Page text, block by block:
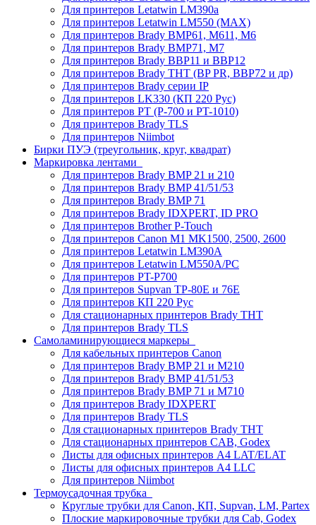
Для принтеров Letatwin LM390a
Для принтеров Letatwin LM550 (MAX)
Для принтеров Brady BMP61, M611, M6
Для принтеров Brady BMP71, M7
Для принтеров Brady BBP11 и BBP12
Для принтеров Brady THT (BP PR, BBP72 и др)
Для принтеров Brady серии IP
Для принтеров LK330 (КП 220 Рус)
Для принтеров PT (P-700 и PT-1010)
Для принтеров Brady TLS
Для принтеров Niimbot
Бирки ПУЭ (треугольник, круг, квадрат)
Маркировка лентами
Для принтеров Brady BMP 21 и 210
Для принтеров Brady BMP 41/51/53
Для принтеров Brady BMP 71
Для принтеров Brady IDXPERT, ID PRO
Для принтеров Brother P-Touch
Для принтеров Canon M1 MK1500, 2500, 2600
Для принтеров Letatwin LM390A
Для принтеров Letatwin LM550A/PC
Для принтеров PT-P700
Для принтеров Supvan TP-80E и 76E
Для принтеров КП 220 Рус
Для стационарных принтеров Brady THT
Для принтеров Brady TLS
Самоламинирующиеся маркеры
Для кабельных принтеров Canon
Для принтеров Brady BMP 21 и M210
Для принтеров Brady BMP 41/51/53
Для принтеров Brady BMP 71 и M710
Для принтеров Brady IDXPERT
Для принтеров Brady TLS
Для стационарных принтеров Brady THT
Для стационарных принтеров CAB, Godex
Листы для офисных принтеров А4 LAT/ELAT
Листы для офисных принтеров А4 LLC
Для принтеров Niimbot
Термоусадочная трубка
Круглые трубки для Canon, КП, Supvan, LM, Partex
Плоские маркировочные трубки для Cab, Godex